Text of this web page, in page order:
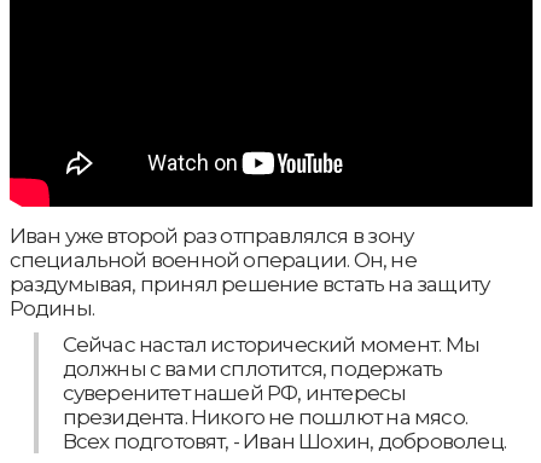
Иван уже второй раз отправлялся в зону
специальной военной операции. Он, не
раздумывая, принял решение встать на защиту
Родины.
Сейчас настал исторический момент. Мы
должны с вами сплотится, подержать
суверенитет нашей РФ, интересы
президента. Никого не пошлют на мясо.
Всех подготовят, - Иван Шохин, доброволец.